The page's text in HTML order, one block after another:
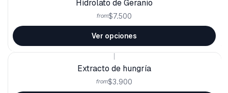
Hidrolato de Geranio
from$7.500
Ver opciones
Extracto de hungría
from$3.900